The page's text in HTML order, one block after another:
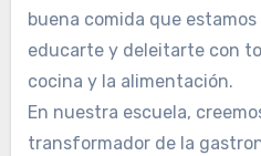
buena comida que
educarte y deleitarte con
cocina y la alimentación.
En nuestra escuela,
transformador de la